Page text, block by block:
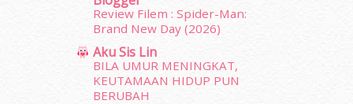
September 2011(7)
(11)
(9)
(6)
Review Filem : Spider-Man:
Brand New Day (2026)
Aku Sis Lin
BILA UMUR MENINGKAT,
KEUTAMAAN HIDUP PUN
BERUBAH